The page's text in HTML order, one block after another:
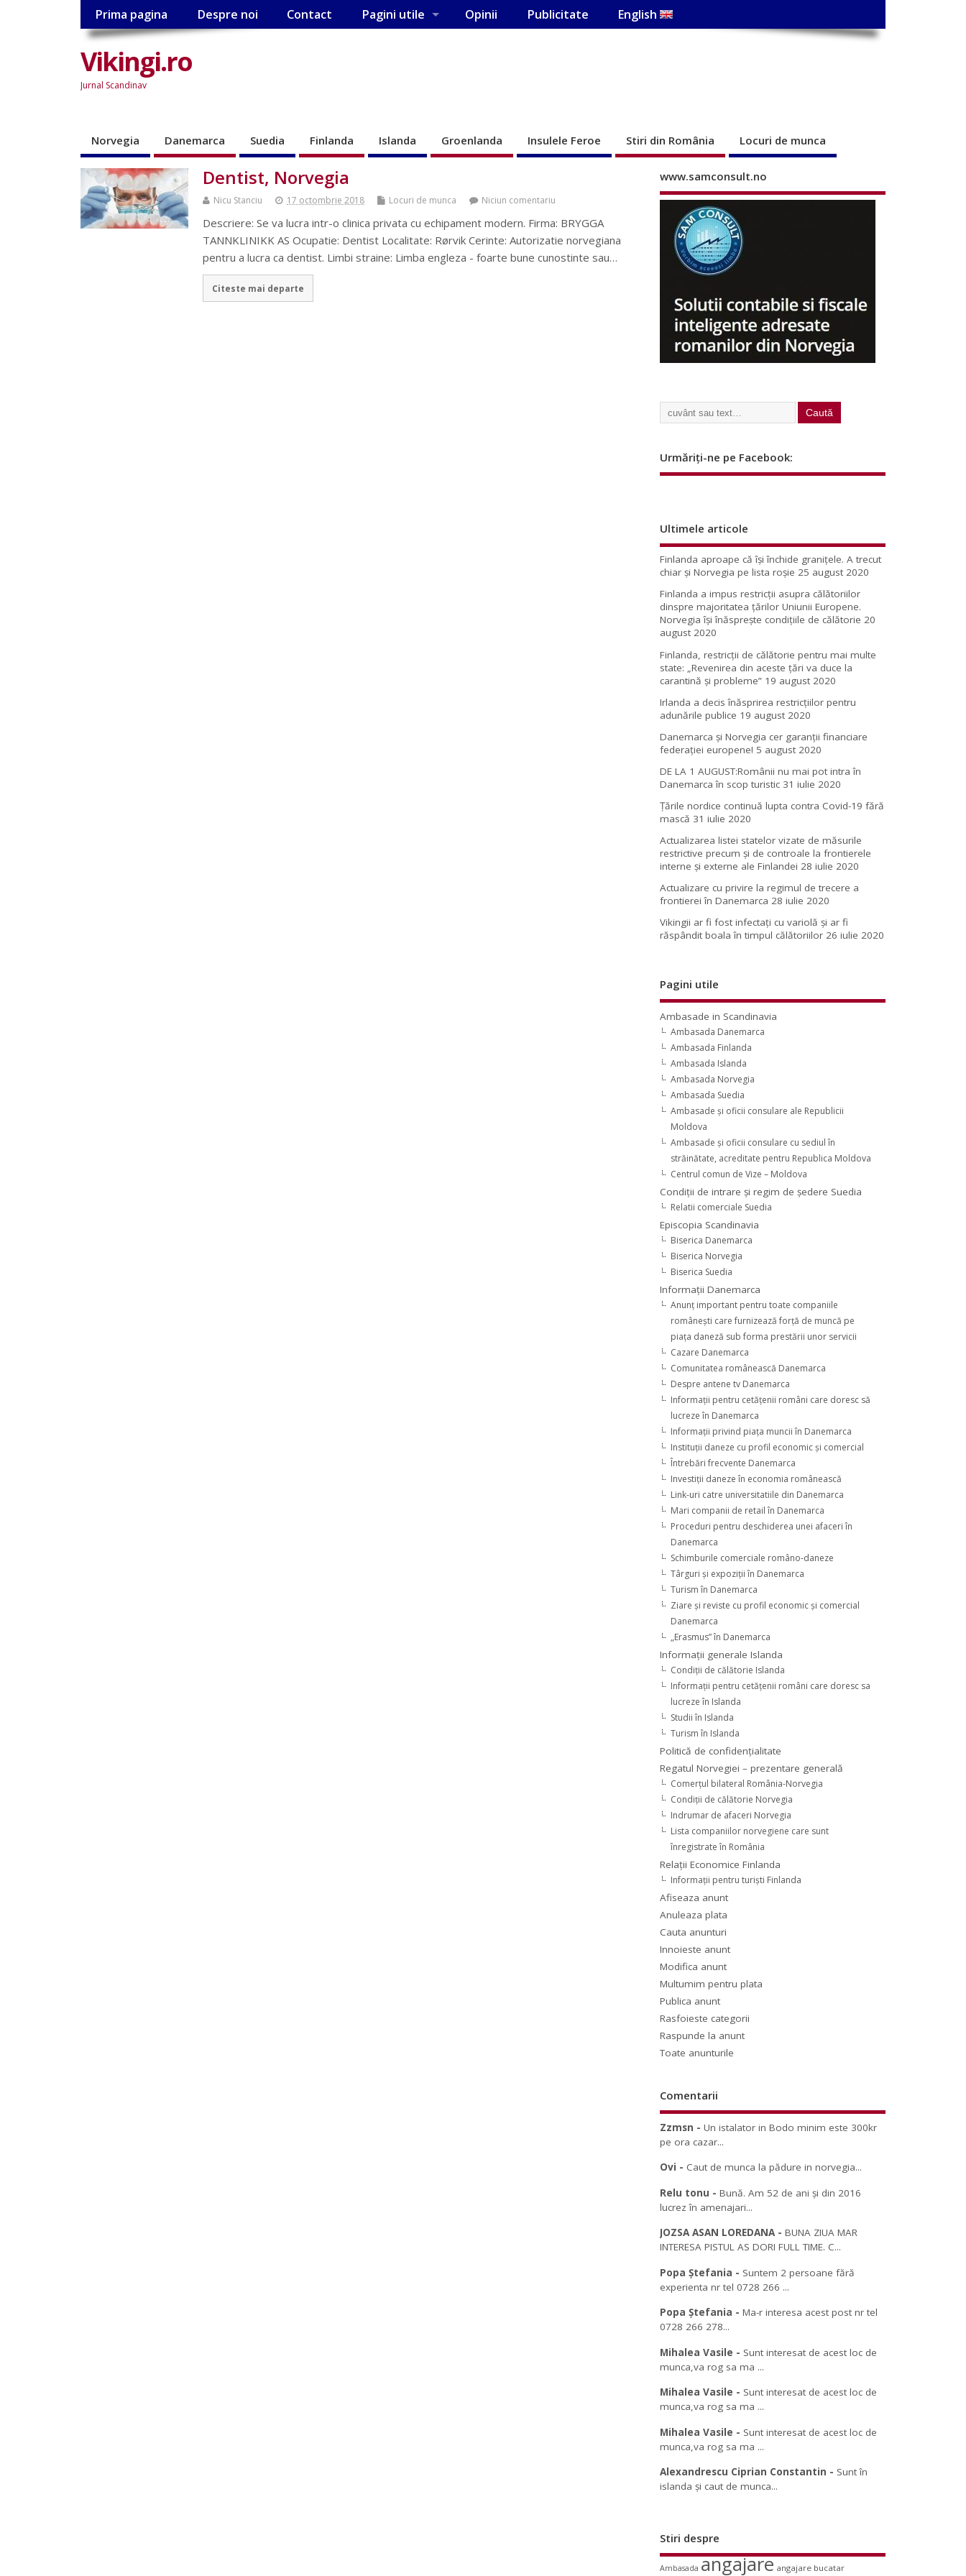
Prima pagina Despre noi Contact Pagini utile Opinii Publicitate English
Vikingi.ro
Jurnal Scandinav
Norvegia Danemarca Suedia Finlanda Islanda Groenlanda Insulele Feroe Stiri din România Locuri de munca
Dentist, Norvegia
Nicu Stanciu 17 octombrie 2018 Locuri de munca Niciun comentariu
Descriere: Se va lucra intr-o clinica privata cu echipament modern. Firma: BRYGGA
TANNKLINIKK AS Ocupatie: Dentist Localitate: Rørvik Cerinte: Autorizatie norvegiana
pentru a lucra ca dentist. Limbi straine: Limba engleza - foarte bune cunostinte sau…
Citeste mai departe
www.samconsult.no
Urmăriți-ne pe Facebook:
Ultimele articole
Finlanda aproape că își închide granițele. A trecut
chiar și Norvegia pe lista roșie 25 august 2020
Finlanda a impus restricţii asupra călătoriilor
dinspre majoritatea ţărilor Uniunii Europene.
Norvegia își înăsprește condițiile de călătorie 20
august 2020
Finlanda, restricţii de călătorie pentru mai multe
state: „Revenirea din aceste ţări va duce la
carantină şi probleme” 19 august 2020
Irlanda a decis înăsprirea restricțiilor pentru
adunările publice 19 august 2020
Danemarca și Norvegia cer garanții financiare
federației europene! 5 august 2020
DE LA 1 AUGUST:Românii nu mai pot intra în
Danemarca în scop turistic 31 iulie 2020
Țările nordice continuă lupta contra Covid-19 fără
mască 31 iulie 2020
Actualizarea listei statelor vizate de măsurile
restrictive precum și de controale la frontierele
interne și externe ale Finlandei 28 iulie 2020
Actualizare cu privire la regimul de trecere a
frontierei în Danemarca 28 iulie 2020
Vikingii ar fi fost infectaţi cu variolă şi ar fi
răspândit boala în timpul călătoriilor 26 iulie 2020
Pagini utile
Ambasade in Scandinavia
Ambasada Danemarca
Ambasada Finlanda
Ambasada Islanda
Ambasada Norvegia
Ambasada Suedia
Ambasade şi oficii consulare ale Republicii
Moldova
Ambasade şi oficii consulare cu sediul în
străinătate, acreditate pentru Republica Moldova
Centrul comun de Vize – Moldova
Condiţii de intrare şi regim de şedere Suedia
Relatii comerciale Suedia
Episcopia Scandinavia
Biserica Danemarca
Biserica Norvegia
Biserica Suedia
Informaţii Danemarca
Anunţ important pentru toate companiile
româneşti care furnizează forţă de muncă pe
piaţa daneză sub forma prestării unor servicii
Cazare Danemarca
Comunitatea românească Danemarca
Despre antene tv Danemarca
Informaţii pentru cetăţenii români care doresc să
lucreze în Danemarca
Informaţii privind piaţa muncii în Danemarca
Instituţii daneze cu profil economic şi comercial
Întrebări frecvente Danemarca
Investiţii daneze în economia românească
Link-uri catre universitatiile din Danemarca
Mari companii de retail în Danemarca
Proceduri pentru deschiderea unei afaceri în
Danemarca
Schimburile comerciale româno-daneze
Târguri şi expoziţii în Danemarca
Turism în Danemarca
Ziare şi reviste cu profil economic şi comercial
Danemarca
„Erasmus” în Danemarca
Informaţii generale Islanda
Condiţii de călătorie Islanda
Informaţii pentru cetăţenii români care doresc sa
lucreze în Islanda
Studii în Islanda
Turism în Islanda
Politică de confidențialitate
Regatul Norvegiei – prezentare generală
Comerţul bilateral România-Norvegia
Condiții de călătorie Norvegia
Indrumar de afaceri Norvegia
Lista companiilor norvegiene care sunt
înregistrate în România
Relaţii Economice Finlanda
Informaţii pentru turişti Finlanda
Afiseaza anunt
Anuleaza plata
Cauta anunturi
Innoieste anunt
Modifica anunt
Multumim pentru plata
Publica anunt
Rasfoieste categorii
Raspunde la anunt
Toate anunturile
Comentarii
Zzmsn -Un istalator in Bodo minim este 300kr
pe ora cazar...
Ovi - Caut de munca la pădure in norvegia...
Relu tonu -Bună. Am 52 de ani și din 2016
lucrez în amenajari...
JOZSA ASAN LOREDANA-BUNA ZIUA MAR
INTERESA PISTUL AS DORI FULL TIME. C...
Popa Ștefania - Suntem 2 persoane fără
experienta nr tel 0728 266 ...
Popa Ștefania -Ma-r interesa acest post nr tel
0728 266 278...
Mihalea Vasile - Sunt interesat de acest loc de
munca,va rog sa ma ...
Mihalea Vasile - Sunt interesat de acest loc de
munca,va rog sa ma ...
Mihalea Vasile - Sunt interesat de acest loc de
munca,va rog sa ma ...
Alexandrescu Ciprian Constantin - Sunt în
islanda și caut de munca...
Stiri despre
Ambasada angajare angajare bucatar